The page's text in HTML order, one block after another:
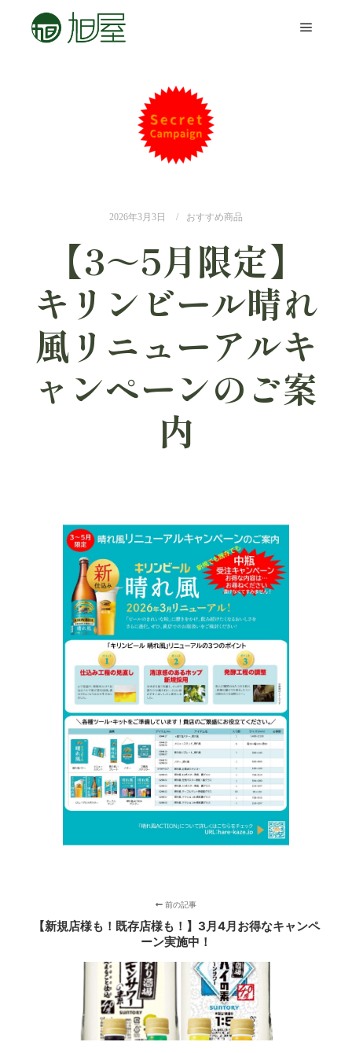
2026年3月3日 おすすめ商品
【3～5月限定】
キリンビール晴れ
風リニューアルキ
ャンペーンのご案
内
前の記事
【新規店様も！既存店様も！】3月4月お得なキャンペ
ーン実施中！